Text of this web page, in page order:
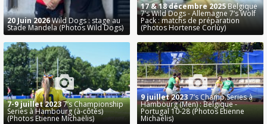
20 Juin 2026Wild Dogs : stage au
Stade Mandela (Photos Wild Dogs)
17 & 18 décembre 2025Belgique
7’s Wild Dogs - Allemagne 7’s Wolf
Pack : matchs de préparation
(Photos Hortense Corlùy)
7-9 juillet 20237’s Championship
Series à Hambourg (à-côtés)
(Photos Etienne Michaëlis)
9 juillet 20237’s Champ.Series à
Hambourg (Men) : Belgique -
Portugal 10-28 (Photos Etienne
Michaëlis)